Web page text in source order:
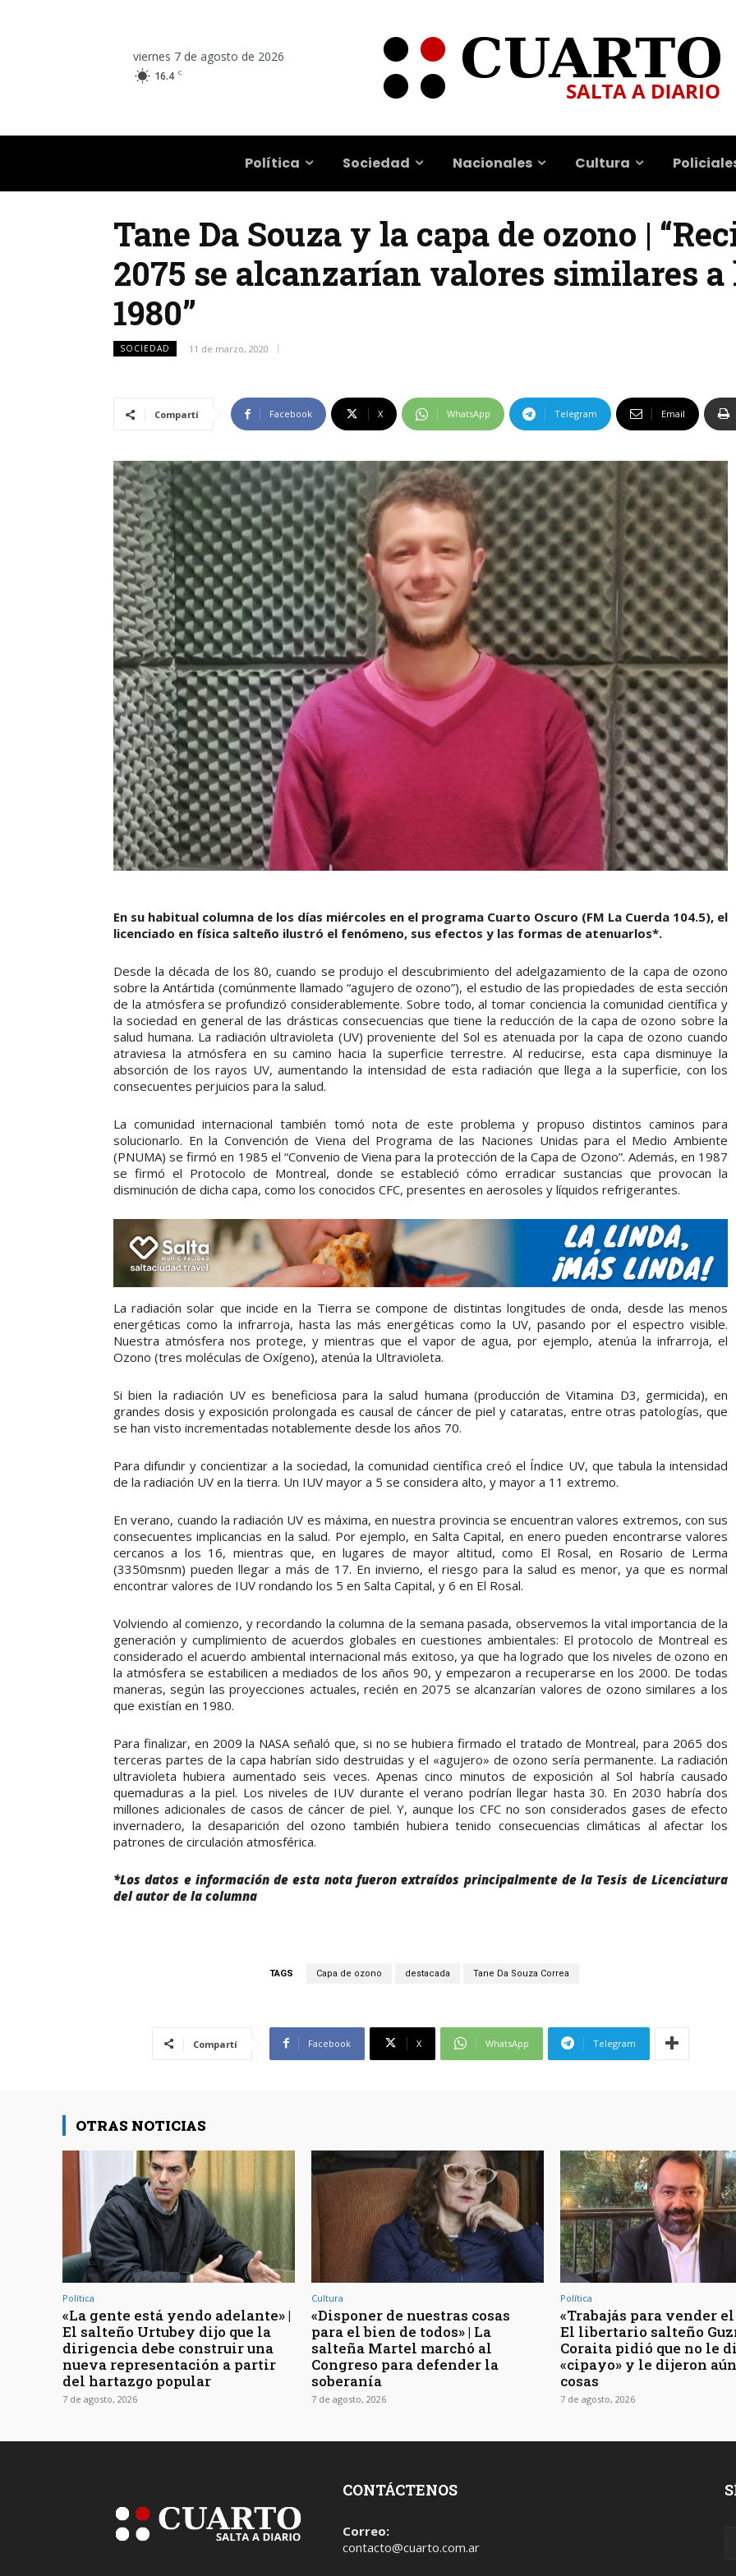
viernes 7 de agosto de 2026
16.4 C
Política Sociedad Nacionales Cultura
Tane Da Souza y la capa de ozono |
2075 se alcanzarían valores similares a
1980”
SOCIEDAD 11 de marzo, 2020
Compartí Facebook X WhatsApp Telegram Email
En su habitual columna de los días miércoles en el programa Cuarto Oscuro (FM La Cuerda 104.5), el
licenciado en física salteño ilustró el fenómeno, sus efectos y las formas de atenuarlos*.
Desde la década de los 80, cuando se produjo el descubrimiento del adelgazamiento de la capa de ozono
sobre la Antártida (comúnmente llamado “agujero de ozono”), el estudio de las propiedades de esta sección
de la atmósfera se profundizó considerablemente. Sobre todo, al tomar conciencia la comunidad científica y
la sociedad en general de las drásticas consecuencias que tiene la reducción de la capa de ozono sobre la
salud humana. La radiación ultravioleta (UV) proveniente del Sol es atenuada por la capa de ozono cuando
atraviesa la atmósfera en su camino hacia la superficie terrestre. Al reducirse, esta capa disminuye la
absorción de los rayos UV, aumentando la intensidad de esta radiación que llega a la superficie, con los
consecuentes perjuicios para la salud.
La comunidad internacional también tomó nota de este problema y propuso distintos caminos para
solucionarlo. En la Convención de Viena del Programa de las Naciones Unidas para el Medio Ambiente
(PNUMA) se firmó en 1985 el “Convenio de Viena para la protección de la Capa de Ozono”. Además, en 1987
se firmó el Protocolo de Montreal, donde se estableció cómo erradicar sustancias que provocan la
disminución de dicha capa, como los conocidos CFC, presentes en aerosoles y líquidos refrigerantes.
La radiación solar que incide en la Tierra se compone de distintas longitudes de onda, desde las menos
energéticas como la infrarroja, hasta las más energéticas como la UV, pasando por el espectro visible.
Nuestra atmósfera nos protege, y mientras que el vapor de agua, por ejemplo, atenúa la infrarroja, el
Ozono (tres moléculas de Oxígeno), atenúa la Ultravioleta.
Si bien la radiación UV es beneficiosa para la salud humana (producción de Vitamina D3, germicida), en
grandes dosis y exposición prolongada es causal de cáncer de piel y cataratas, entre otras patologías, que
se han visto incrementadas notablemente desde los años 70.
Para difundir y concientizar a la sociedad, la comunidad científica creó el Índice UV, que tabula la intensidad
de la radiación UV en la tierra. Un IUV mayor a 5 se considera alto, y mayor a 11 extremo.
En verano, cuando la radiación UV es máxima, en nuestra provincia se encuentran valores extremos, con sus
consecuentes implicancias en la salud. Por ejemplo, en Salta Capital, en enero pueden encontrarse valores
cercanos a los 16, mientras que, en lugares de mayor altitud, como El Rosal, en Rosario de Lerma
(3350msnm) pueden llegar a más de 17. En invierno, el riesgo para la salud es menor, ya que es normal
encontrar valores de IUV rondando los 5 en Salta Capital, y 6 en El Rosal.
Volviendo al comienzo, y recordando la columna de la semana pasada, observemos la vital importancia de la
generación y cumplimiento de acuerdos globales en cuestiones ambientales: El protocolo de Montreal es
considerado el acuerdo ambiental internacional más exitoso, ya que ha logrado que los niveles de ozono en
la atmósfera se estabilicen a mediados de los años 90, y empezaron a recuperarse en los 2000. De todas
maneras, según las proyecciones actuales, recién en 2075 se alcanzarían valores de ozono similares a los
que existían en 1980.
Para finalizar, en 2009 la NASA señaló que, si no se hubiera firmado el tratado de Montreal, para 2065 dos
terceras partes de la capa habrían sido destruidas y el «agujero» de ozono sería permanente. La radiación
ultravioleta hubiera aumentado seis veces. Apenas cinco minutos de exposición al Sol habría causado
quemaduras a la piel. Los niveles de IUV durante el verano podrían llegar hasta 30. En 2030 habría dos
millones adicionales de casos de cáncer de piel. Y, aunque los CFC no son considerados gases de efecto
invernadero, la desaparición del ozono también hubiera tenido consecuencias climáticas al afectar los
patrones de circulación atmosférica.
*Los datos e información de esta nota fueron extraídos principalmente de la Tesis de Licenciatura
del autor de la columna
TAGS Capa de ozono destacada Tane Da Souza Correa
Compartí Facebook X WhatsApp Telegram
OTRAS NOTICIAS
Política
«La gente está yendo adelante» |
El salteño Urtubey dijo que la
dirigencia debe construir una
nueva representación a partir
del hartazgo popular
7 de agosto, 2026
Cultura
«Disponer de nuestras cosas
para el bien de todos» | La
salteña Martel marchó al
Congreso para defender la
soberanía
7 de agosto, 2026
Política
«Trabajás para vender el
El libertario salteño
Coraita pidió que no le
«cipayo» y le dijeron
cosas
7 de agosto, 2026
CONTÁCTENOS
Correo:
contacto@cuarto.com.ar